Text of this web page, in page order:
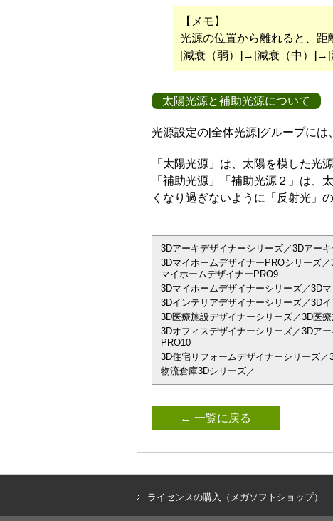
【メモ】
光源の位置から離れると、距
[減衰（弱）]→[減衰（中）]→[
太陽光源と補助光源について
光源設定の[全体光源]グループには
「太陽光源」は、太陽を模した光
「補助光源」「補助光源２」は、
くなり過ぎないように「反射光」
3Dアーキデザイナーシリーズ／3Dアー
3DマイホームデザイナーPROシリーズ
マイホームデザイナーPRO9
3Dマイホームデザイナーシリーズ／3D
3Dインテリアデザイナーシリーズ／3D
3D医療施設デザイナーシリーズ／3D医
3Dオフィスデザイナーシリーズ／3Dア
PRO10
3D住宅リフォームデザイナーシリーズ
物流倉庫3Dシリーズ／
← 一覧に戻る
ライセンスの購入（メガソフトショップ）